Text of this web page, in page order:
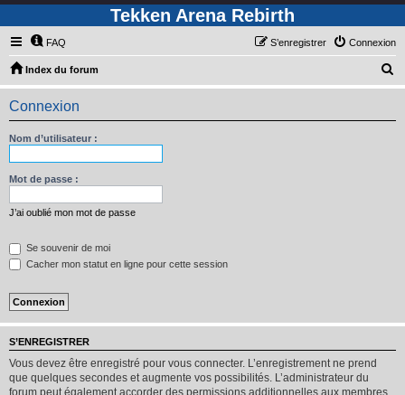
Tekken Arena Rebirth
FAQ Connexion
S’enregistrer
Index du forum
e
Connexion
Nom d’utilisateur :
Mot de passe :
J’ai oublié mon mot de passe
Se souvenir de moi
Cacher mon statut en ligne pour cette session
S’ENREGISTRER
Vous devez être enregistré pour vous connecter. L’enregistrement ne prend
que quelques secondes et augmente vos possibilités. L’administrateur du
forum peut également accorder des permissions additionnelles aux membres